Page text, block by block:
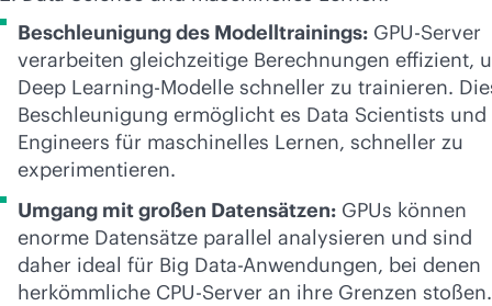
Beschleunigung des Modelltrainings: GPU-Server
verarbeiten gleichzeitige Berechnungen effizient,
Deep Learning-Modelle schneller zu trainieren.
Beschleunigung ermöglicht es Data Scientists und
Engineers für maschinelles Lernen, schneller zu
experimentieren.
Umgang mit großen Datensätzen: GPUs können
enorme Datensätze parallel analysieren und sind
daher ideal für Big Data-Anwendungen, bei denen
herkömmliche CPU-Server an ihre Grenzen stoßen.